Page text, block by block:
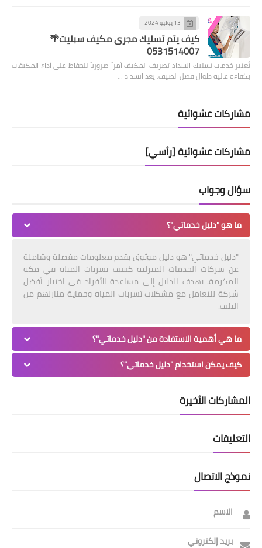
13 يوليو 2024
كيف يتم تسليك مجرى مكيف سبليت🌴
0531514007
تُعتبر خدمات تسليك انسداد تصريف المكيف أمراً ضرورياً للحفاظ على أداء المكيفات
بكفاءة عالية طوال فصل الصيف. يعد انسداد …
مشاركات عشوائية
مشاركات عشوائية [رأسي]
سؤال وجواب
ما هو "دليل خدماتي"؟
"دليل خدماتي" هو دليل موثوق يقدم معلومات مفصلة وشاملة
عن شركات الخدمات المنزلية كشف تسربات المياه في مكة
المكرمة. يهدف الدليل إلى مساعدة الأفراد في اختيار أفضل
شركة للتعامل مع مشكلات تسربات المياه وحماية منازلهم من
التلف.
ما هي أهمية الاستفادة من "دليل خدماتي"؟
كيف يمكن استخدام "دليل خدماتي"؟
المشاركات الأخيرة
التعليقات
نموذج الاتصال
الاسم
بريد إلكتروني